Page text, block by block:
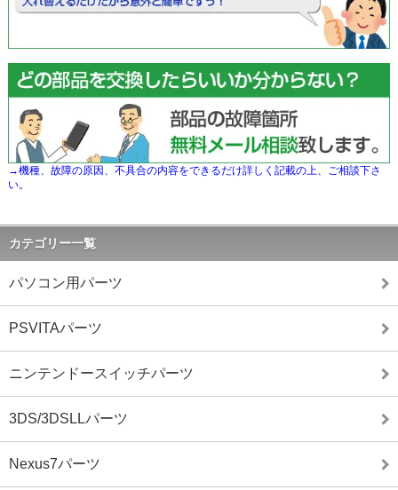
→機種、故障の原因、不具合の内容をできるだけ詳しく記載の上、ご相談下さ
い。
カテゴリー一覧
パソコン用パーツ
PSVITAパーツ
ニンテンドースイッチパーツ
3DS/3DSLLパーツ
Nexus7パーツ